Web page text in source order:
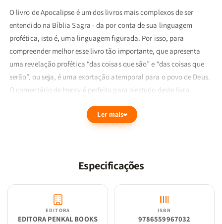
O livro de Apocalipse é um dos livros mais complexos de ser
entendido na Bíblia Sagra - da por conta de sua linguagem
profética, isto é, uma linguagem figurada. Por isso, para
compreender melhor esse livro tão importante, que apresenta
uma revelação profética “das coisas que são” e “das coisas que
serão”, ou seja, é uma exortação atemporal para o povo de Deus.
O comentário de Henry é perfeito para o estudo deste livro.
de João contidas no livro de Apocalipse. Ele apresenta versículo
por versículo — estruturado em forma de perícope — com
para acadêmicos mais avançados em conhecimento.
Ler mais
Especificações
EDITORA
EDITORA PENKAL BOOKS
ISBN
9786559967032